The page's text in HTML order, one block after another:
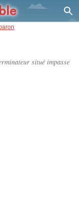
situé impasse